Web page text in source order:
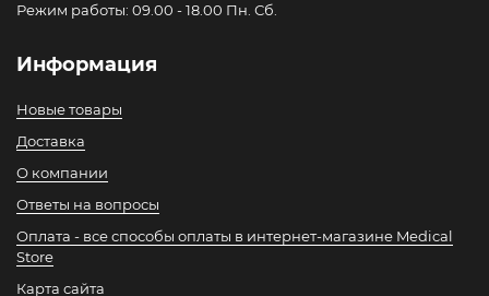
Режим работы: 09.00 - 18.00 Пн. Сб.
Информация
Новые товары
Доставка
О компании
Ответы на вопросы
Оплата - все способы оплаты в интернет-магазине Medical
Store
Карта сайта